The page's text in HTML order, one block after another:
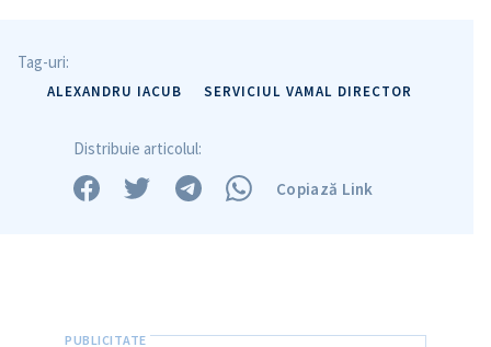
Tag-uri:
ALEXANDRU IACUB SERVICIUL VAMAL DIRECTOR
Distribuie articolul:
Copiază Link